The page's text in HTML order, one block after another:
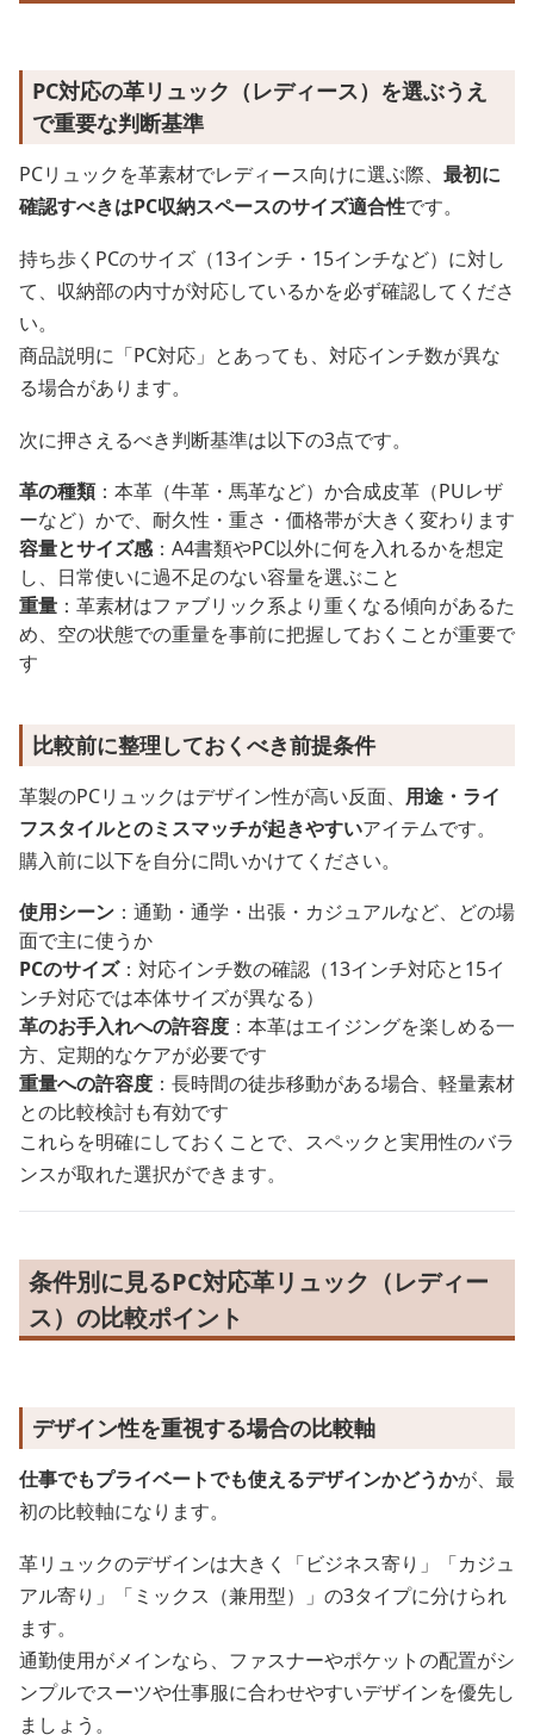
PC対応の革リュック（レディース）を選ぶうえ
で重要な判断基準
PCリュックを革素材でレディース向けに選ぶ際、 最初に
確認すべきはPC収納スペースのサイズ適合性です。
持ち歩くPCのサイズ（13インチ・15インチなど）に対し
て、収納部の内寸が対応しているかを必ず確認してくださ
い。
商品説明に「PC対応」とあっても、対応インチ数が異な
る場合があります。
次に押さえるべき判断基準は以下の3点です。
革の種類：本革（牛革・馬革など）か合成皮革（PUレザ
ーなど）かで、耐久性・重さ・価格帯が大きく変わります
容量とサイズ感：A4書類やPC以外に何を入れるかを想定
し、日常使いに過不足のない容量を選ぶこと
重量 ：革素材はファブリック系より重くなる傾向があるた
め、空の状態での重量を事前に把握しておくことが重要で
す
比較前に整理しておくべき前提条件
革製のPCリュックはデザイン性が高い反面、 用途・ライ
フスタイルとのミスマッチが起きやすいアイテムです。
購入前に以下を自分に問いかけてください。
使用シーン ：通勤・通学・出張・カジュアルなど、どの場
面で主に使うか
PCのサイズ：対応インチ数の確認（13インチ対応と15イ
ンチ対応では本体サイズが異なる）
革のお手入れへの許容度 ：本革はエイジングを楽しめる一
方、定期的なケアが必要です
重量への許容度 ：長時間の徒歩移動がある場合、軽量素材
との比較検討も有効です
これらを明確にしておくことで、スペックと実用性のバラ
ンスが取れた選択ができます。
条件別に見るPC対応革リュック（レディー
ス）の比較ポイント
デザイン性を重視する場合の比較軸
仕事でもプライベートでも使えるデザインかどうかが、最
初の比較軸になります。
革リュックのデザインは大きく「ビジネス寄り」「カジュ
アル寄り」「ミックス（兼用型）」の3タイプに分けられ
ます。
通勤使用がメインなら、ファスナーやポケットの配置がシ
ンプルでスーツや仕事服に合わせやすいデザインを優先し
ましょう。